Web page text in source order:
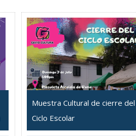
Muestra Cultural de cierre del
Ciclo Escolar